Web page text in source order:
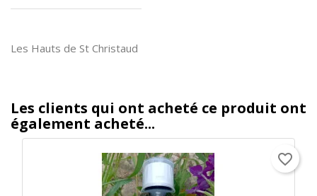
Les Hauts de St Christaud
Les clients qui ont acheté ce produit ont
également acheté...
favorite_border